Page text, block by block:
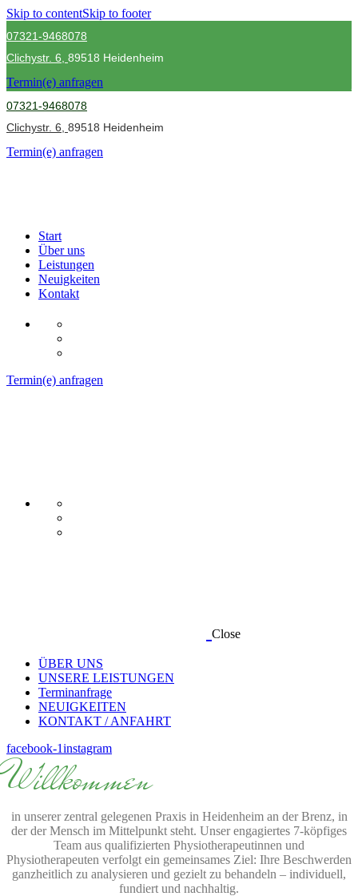
Skip to contentSkip to footer
07321-9468078
Clichystr. 6, 89518 Heidenheim
Termin(e) anfragen
07321-9468078
Clichystr. 6, 89518 Heidenheim
Termin(e) anfragen
Start
Über uns
Leistungen
Neuigkeiten
Kontakt
Termin(e) anfragen
Close
ÜBER UNS
UNSERE LEISTUNGEN
Terminanfrage
NEUIGKEITEN
KONTAKT / ANFAHRT
facebook-1instagram
Willkommen
in unserer zentral gelegenen Praxis in Heidenheim an der Brenz, in
der der Mensch im Mittelpunkt steht. Unser engagiertes 7-köpfiges
Team aus qualifizierten Physiotherapeutinnen und
Physiotherapeuten verfolgt ein gemeinsames Ziel: Ihre Beschwerden
ganzheitlich zu analysieren und gezielt zu behandeln – individuell,
fundiert und nachhaltig.